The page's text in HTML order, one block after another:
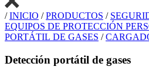
/INICIO /PRODUCTOS /
EQUIPOS DE PROTECCIÓN
PORTÁTIL DE GASES /
Detección portátil de gases